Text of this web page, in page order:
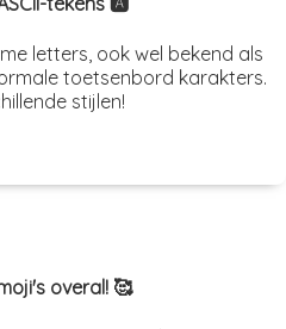
letters, ook wel bekend als
toetsenbord karakters.
stijlen!
overal! 🥰